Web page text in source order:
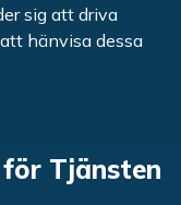
sig att driva
hänvisa dessa
Tjänsten